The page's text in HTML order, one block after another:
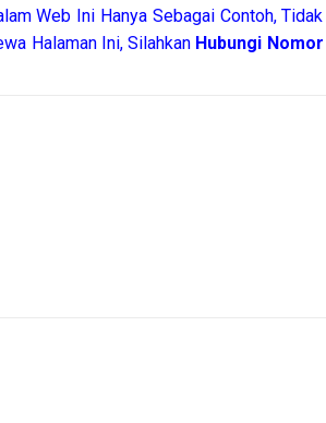
Web Ini Hanya Sebagai Contoh,
Halaman Ini, Silahkan Hubungi Nomor